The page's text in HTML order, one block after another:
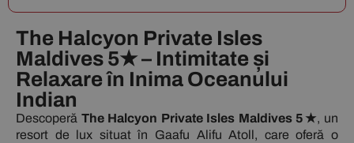
The Halcyon Private Isles
Maldives 5★ – Intimitate și
Relaxare în Inima Oceanului
Indian
Descoperă The Halcyon Private Isles Maldives 5★, un
resort de lux situat în Gaafu Alifu Atoll, care oferă o